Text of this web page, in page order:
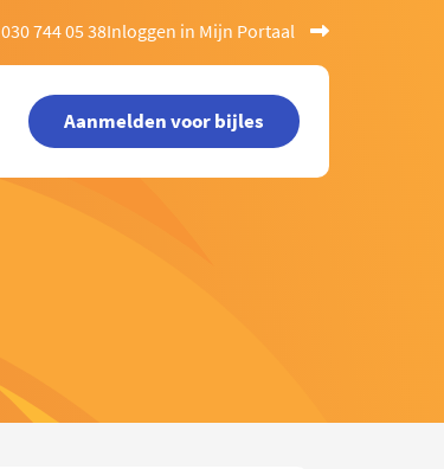
030 744 05 38Inloggen in Mijn Portaal
Aanmelden voor bijles